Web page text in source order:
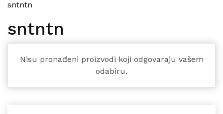
sntntn
sntntn
Nisu pronađeni proizvodi koji odgovaraju vašem
odabiru.